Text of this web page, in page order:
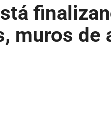
muros de